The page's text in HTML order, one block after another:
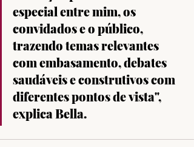
especial entre mim, os
convidados e o público,
trazendo temas relevantes
com embasamento, debates
saudáveis e construtivos com
diferentes pontos de vista",
explica Bella.